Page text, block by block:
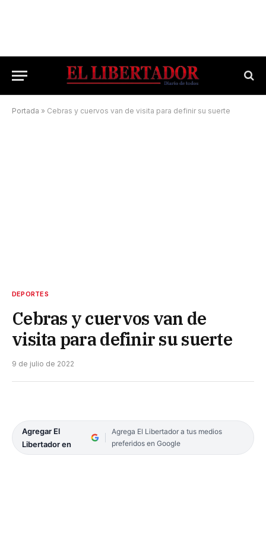
Portada » Cebras y cuervos van de visita para definir su suerte
DEPORTES
Cebras y cuervos van de
visita para definir su suerte
9 de julio de 2022
Agregar El
Libertador en
Agrega El Libertador a tus medios
preferidos en Google